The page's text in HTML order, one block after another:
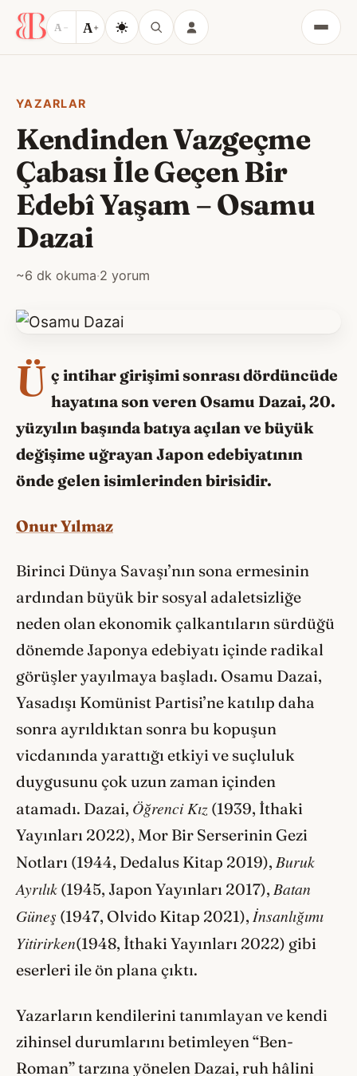
A − A+
Menü
YAZARLAR
Kendinden Vazgeçme
Çabası İle Geçen Bir
Edebî Yaşam – Osamu
Dazai
~6 dk okuma·2 yorum
Ü ç intihar girişimi sonrası dördüncüde
hayatına son veren Osamu Dazai, 20.
yüzyılın başında batıya açılan ve büyük
değişime uğrayan Japon edebiyatının
önde gelen isimlerinden birisidir.
Onur Yılmaz
Birinci Dünya Savaşı’nın sona ermesinin
ardından büyük bir sosyal adaletsizliğe
neden olan ekonomik çalkantıların sürdüğü
dönemde Japonya edebiyatı içinde radikal
görüşler yayılmaya başladı. Osamu Dazai,
Yasadışı Komünist Partisi’ne katılıp daha
sonra ayrıldıktan sonra bu kopuşun
vicdanında yarattığı etkiyi ve suçluluk
duygusunu çok uzun zaman içinden
atamadı. Dazai, Öğrenci Kız (1939, İthaki
Yayınları 2022), Mor Bir Serserinin Gezi
Notları (1944, Dedalus Kitap 2019), Buruk
Ayrılık (1945, Japon Yayınları 2017), Batan
Güneş (1947, Olvido Kitap 2021), İnsanlığımı
Yitirirken(1948, İthaki Yayınları 2022) gibi
eserleri ile ön plana çıktı.
Yazarların kendilerini tanımlayan ve kendi
zihinsel durumlarını betimleyen “Ben-
Roman” tarzına yönelen Dazai, ruh hâlini